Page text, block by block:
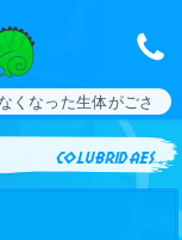
くなった生体がござ
colubridaes